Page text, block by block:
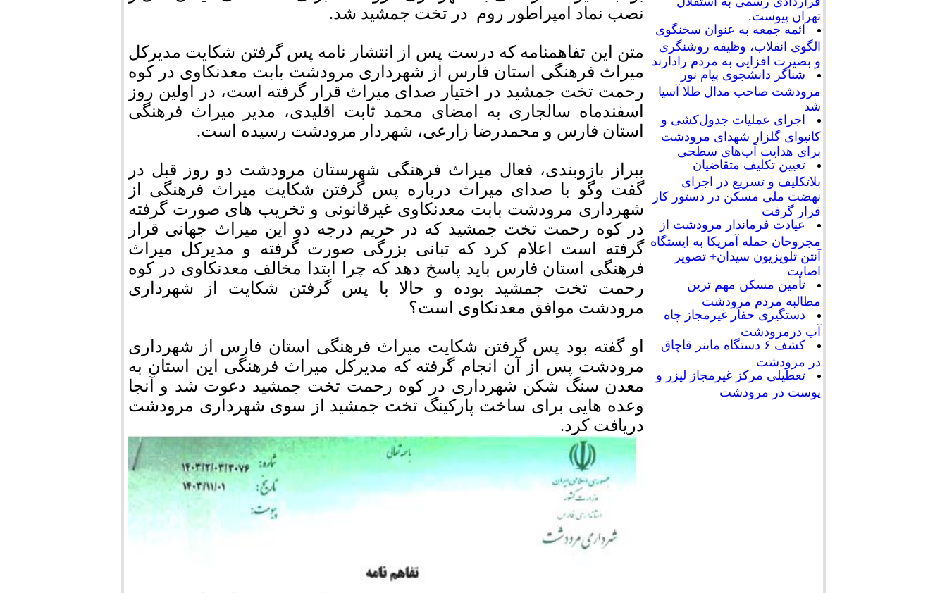
تهران پیوست.
ائمه جمعه به عنوان سخنگوی
الگوی انقلاب، وظیفه روشنگری
و بصیرت افزایی به مردم رادارند
شناگر دانشجوی پیام نور
مرودشت صاحب مدال طلا آسیا
شد
اجرای عملیات جدول‌کشی و
کانیوای گلزار شهدای مرودشت
برای هدایت آب‌های سطحی
تعیین تکلیف متقاضیان
بلاتکلیف و تسریع در اجرای
نهضت ملی مسکن در دستور کار
قرار گرفت
عیادت فرماندار مرودشت از
مجروحان حمله آمریکا به ایستگاه
آنتن تلویزیون سیدان+ تصویر
اصابت
تأمین مسکن مهم ترین
مطالبه مردم مرودشت
دستگیری حفار غیرمجاز چاه
آب درمرودشت
کشف ۶ دستگاه ماینر قاچاق
در مرودشت
تعطیلی مرکز غیرمجاز لیزر و
پوست در مرودشت
نصب نماد امپراطور روم در تخت جمشید شد.
متن این تفاهمنامه كه درست پس از انتشار نامه پس گرفتن شكایت مدیركل
میراث فرهنگی استان فارس از شهرداری مرودشت بابت معدنكاوی در كوه
رحمت تخت جمشید در اختیار صدای میراث قرار گرفته است، در اولین روز
اسفندماه سالجاری به امضای محمد ثابت اقلیدی، مدیر میراث فرهنگی
استان فارس و محمدرضا زارعی، شهردار مرودشت رسیده است.
ببراز بازوبندی، فعال میراث فرهنگی شهرستان مرودشت دو روز قبل در
گفت وگو با صدای میراث درباره پس گرفتن شكایت میراث فرهنگی از
شهرداری مرودشت بابت معدنكاوی غیرقانونی و تخریب های صورت گرفته
در كوه رحمت تخت جمشید كه در حریم درجه دو این میراث جهانی قرار
گرفته است اعلام كرد كه تبانی بزرگی صورت گرفته و مدیركل میراث
فرهنگی استان فارس باید پاسخ دهد كه چرا ابتدا مخالف معدنكاوی در كوه
رحمت تخت جمشید بوده و حالا با پس گرفتن شكایت از شهرداری
مرودشت موافق معدنكاوی است؟
او گفته بود پس گرفتن شكایت میراث فرهنگی استان فارس از شهرداری
مرودشت پس از آن انجام گرفته كه مدیركل میراث فرهنگی این استان به
معدن سنگ شكن شهرداری در كوه رحمت تخت جمشید دعوت شد و آنجا
وعده هایی برای ساخت پاركینگ تخت جمشید از سوی شهرداری مرودشت
دریافت كرد.